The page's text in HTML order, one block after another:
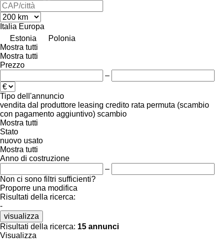
Italia Europa
Estonia
Polonia
Mostra tutti
Mostra tutti
Prezzo
–
Tipo dell'annuncio
vendita dal produttore leasing credito rata permuta (scambio
con pagamento aggiuntivo) scambio
Mostra tutti
Stato
nuovo usato
Mostra tutti
Anno di costruzione
–
Non ci sono filtri sufficienti?
Proporre una modifica
Risultati della ricerca:
-
visualizza
Risultati della ricerca: 15 annunci
Visualizza